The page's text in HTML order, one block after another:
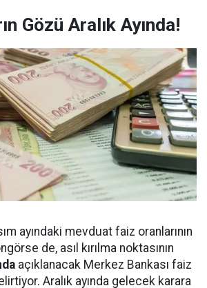
Gözü Aralık Ayında!
ayındaki mevduat faiz oranlarının
de, asıl kırılma noktasının
açıklanacak Merkez Bankası faiz
Aralık ayında gelecek karara